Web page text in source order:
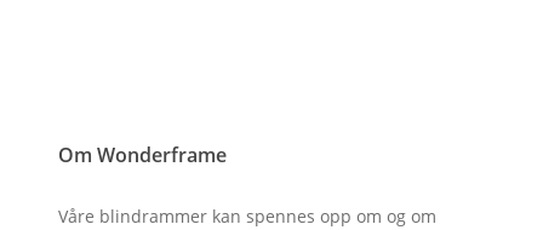
Om Wonderframe
Våre blindrammer kan spennes opp om og om